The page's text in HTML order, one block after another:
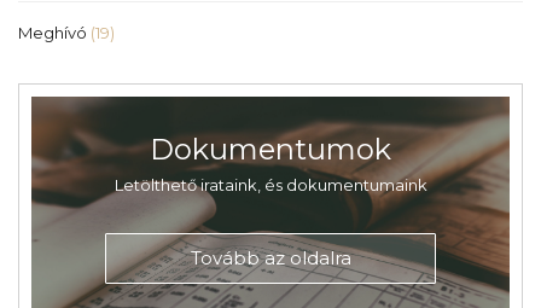
Meghívó (19)
Dokumentumok
Letölthető irataink, és dokumentumaink
Tovább az oldalra